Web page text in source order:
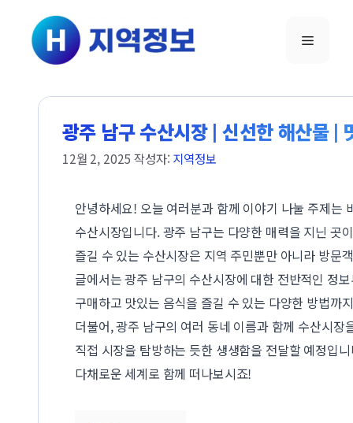
건너뛰기
메뉴
광주 남구 수산시장 | 신선한 해산물 |
12월 2, 2025 작성자: 지역정보
안녕하세요! 오늘 여러분과 함께 이야기 나눌 주제는
수산시장입니다. 광주 남구는 다양한 매력을 지닌 곳
즐길 수 있는 수산시장은 지역 주민뿐만 아니라 방문
글에서는 광주 남구의 수산시장에 대한 전반적인 정
구매하고 맛있는 음식을 즐길 수 있는 다양한 방법까
더불어, 광주 남구의 여러 동네 이름과 함께 수산시장
직접 시장을 탐방하는 듯한 생생함을 전달할 예정입
다채로운 세계로 함께 떠나보시죠!